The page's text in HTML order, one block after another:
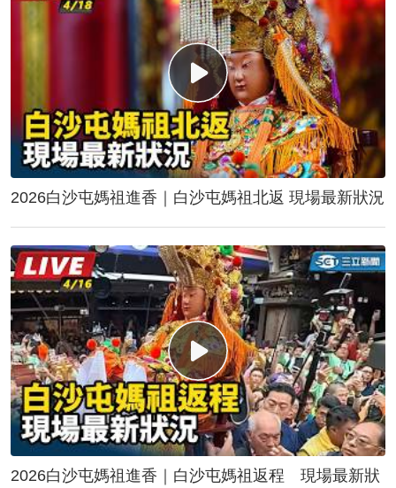
2026白沙屯媽祖進香｜白沙屯媽祖北返 現場最新狀況
2026白沙屯媽祖進香｜白沙屯媽祖返程 現場最新狀